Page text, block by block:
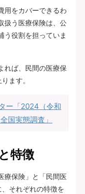
用をカバーできるわ
扱う医療保険は、公
う役割を担っていま
れば、民間の医療保
ます。
ー「2024（令和
国実態調査」
特徴
療保険」と「民間医
それぞれの特徴を